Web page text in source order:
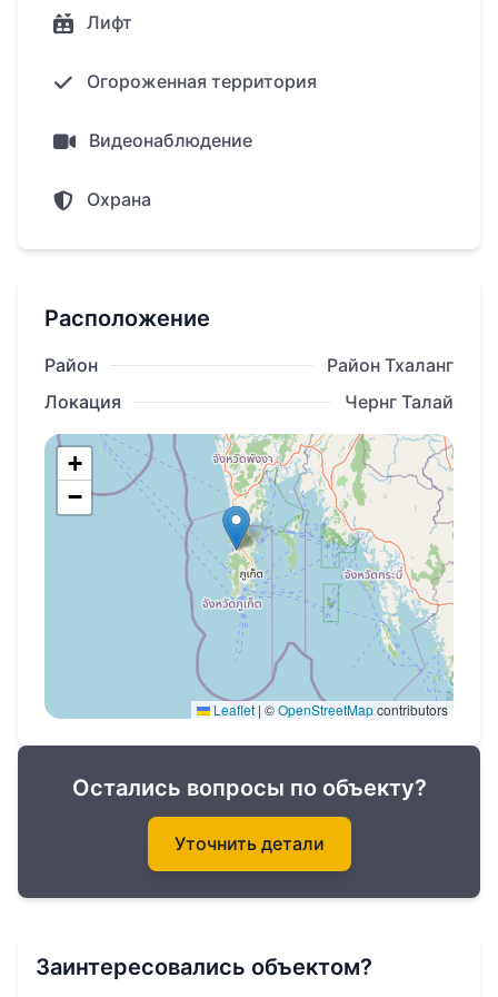
взносом от 30%.
Лифт
Огороженная территория
Видеонаблюдение
Охрана
Расположение
Район
Район Тхаланг
Локация
Чернг Талай
+
−
Leaflet | ©OpenStreetMapcontributors
Остались вопросы по объекту?
Уточнить детали
Заинтересовались объектом?